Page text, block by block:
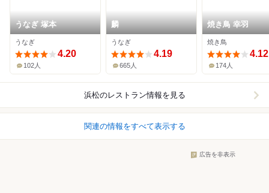
うなぎ 塚本
うなぎ
4.20
102人
麟
うなぎ
4.19
665人
焼き鳥 幸羽
焼き鳥
4.12
174人
浜松のレストラン情報を見る
関連の情報をすべて表示する
広告を非表示